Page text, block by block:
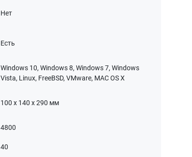
Нет
Есть
Windows 10, Windows 8, Windows 7, Windows
Vista, Linux, FreeBSD, VMware, MAC OS X
100 x 140 x 290 мм
4800
40